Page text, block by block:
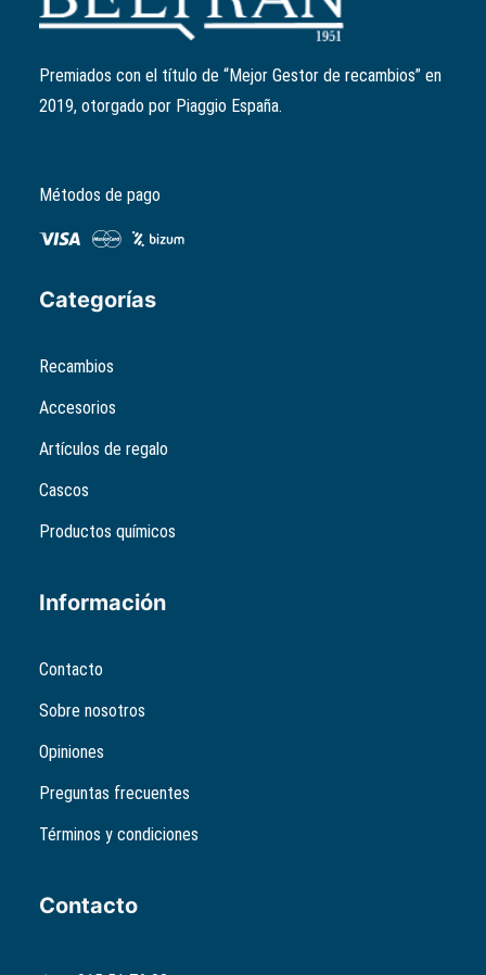
871167
1,57
original
era:
actual
Premiados con el título de “Mejor Gestor de recambios” en
2019, otorgado por Piaggio España.
Métodos de pago
Categorías
Recambios
Accesorios
Artículos de regalo
Cascos
Productos químicos
Información
Contacto
Sobre nosotros
Opiniones
Preguntas frecuentes
Términos y condiciones
Contacto